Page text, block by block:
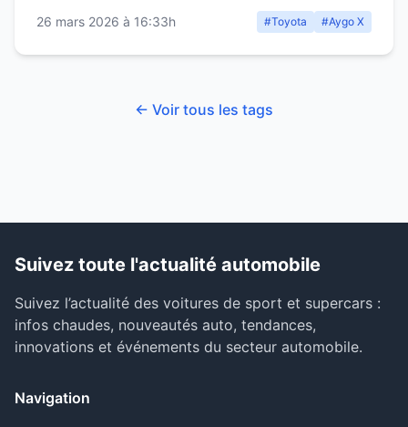
26 mars 2026 à 16:33h #Toyota #Aygo X
← Voir tous les tags
Suivez toute l'actualité automobile
Suivez l’actualité des voitures de sport et supercars :
infos chaudes, nouveautés auto, tendances,
innovations et événements du secteur automobile.
Navigation